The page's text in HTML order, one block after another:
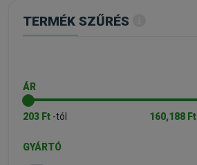
TERMÉK SZŰRÉS
ÁR
203 Ft -tól 160,188 Ft
GYÁRTÓ